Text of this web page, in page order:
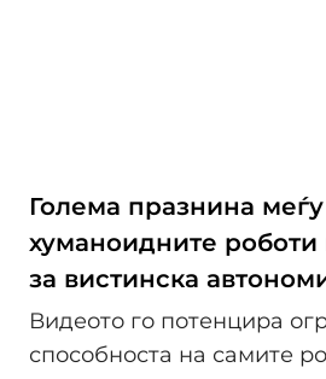
Голема празнина
хуманоидните роботи
за вистинска
Видеото го потенцира
способноста на самите